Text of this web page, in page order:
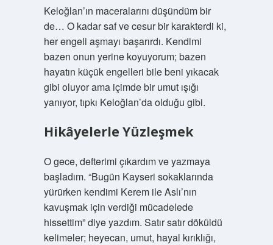
Keloğlan’ın maceralarını düşündüm bir
de… O kadar saf ve cesur bir karakterdi ki,
her engeli aşmayı başarırdı. Kendimi
bazen onun yerine koyuyorum; bazen
hayatın küçük engelleri bile beni yıkacak
gibi oluyor ama içimde bir umut ışığı
yanıyor, tıpkı Keloğlan’da olduğu gibi.
Hikâyelerle Yüzleşmek
O gece, defterimi çıkardım ve yazmaya
başladım. “Bugün Kayseri sokaklarında
yürürken kendimi Kerem ile Aslı’nın
kavuşmak için verdiği mücadelede
hissettim” diye yazdım. Satır satır döküldü
kelimeler; heyecan, umut, hayal kırıklığı,